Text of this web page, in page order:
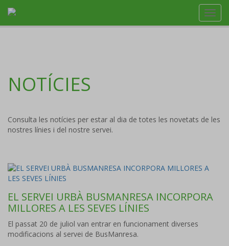
NOTÍCIES
Consulta les notícies per estar al dia de totes les novetats de les
nostres línies i del nostre servei.
EL SERVEI URBÀ BUSMANRESA INCORPORA
MILLORES A LES SEVES LÍNIES
El passat 20 de juliol van entrar en funcionament diverses
modificacions al servei de BusManresa.